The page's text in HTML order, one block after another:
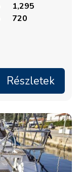
1,295
720
Részletek